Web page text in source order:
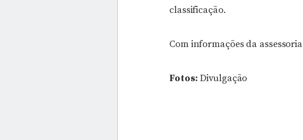
classificação.
Com informações da assessoria
Fotos: Divulgação